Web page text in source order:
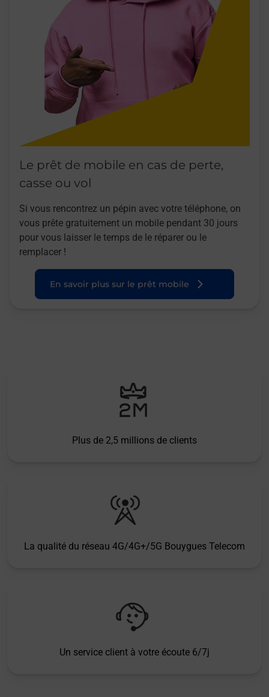
Le prêt de mobile en cas de perte,
casse ou vol
Si vous rencontrez un pépin avec votre téléphone, on
vous prête gratuitement un mobile pendant 30 jours
pour vous laisser le temps de le réparer ou le
remplacer !
En savoir plus sur le prêt mobile
Plus de 2,5 millions de clients
La qualité du réseau 4G/4G+/5G Bouygues Telecom
Un service client à votre écoute 6/7j